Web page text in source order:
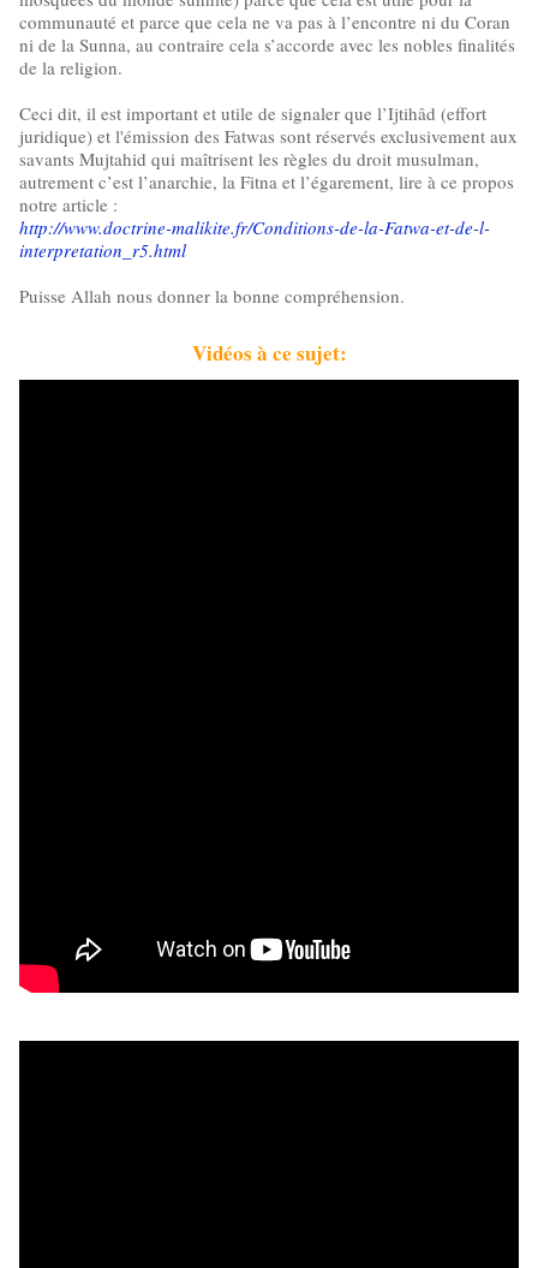
communauté et parce que cela ne va pas à l’encontre ni du Coran
ni de la Sunna, au contraire cela s’accorde avec les nobles finalités
de la religion.
Ceci dit, il est important et utile de signaler que l’Ijtihâd (effort
juridique) et l'émission des Fatwas sont réservés exclusivement aux
savants Mujtahid qui maîtrisent les règles du droit musulman,
autrement c’est l’anarchie, la Fitna et l’égarement, lire à ce propos
notre article :
http://www.doctrine-malikite.fr/Conditions-de-la-Fatwa-et-de-l-
interpretation_r5.html
Puisse Allah nous donner la bonne compréhension.
Vidéos à ce sujet: